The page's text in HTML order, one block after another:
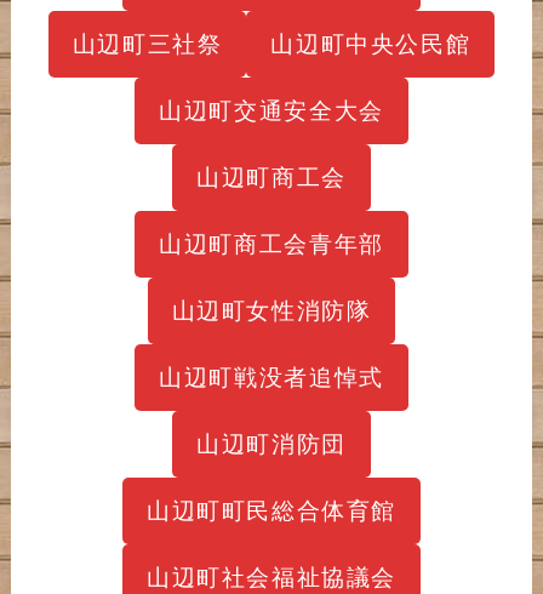
山辺町三社祭 山辺町中央公民館
山辺町交通安全大会
山辺町商工会
山辺町商工会青年部
山辺町女性消防隊
山辺町戦没者追悼式
山辺町消防団
山辺町町民総合体育館
山辺町社会福祉協議会